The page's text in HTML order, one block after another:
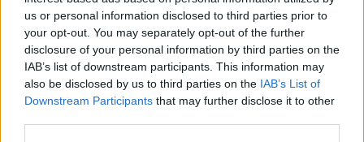
us or personal information disclosed to third parties prior to
your opt-out. You may separately opt-out of the further
disclosure of your personal information by third parties on the
IAB’s list of downstream participants. This information may
also be disclosed by us to third parties on the IAB’s List of
Downstream Participants that may further disclose it to other